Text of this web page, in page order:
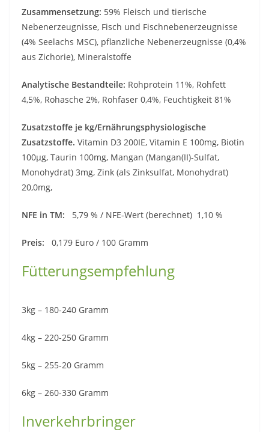
Zusammensetzung: 59% Fleisch und tierische
Nebenerzeugnisse, Fisch und Fischnebenerzeugnisse
(4% Seelachs MSC), pflanzliche Nebenerzeugnisse (0,4%
aus Zichorie), Mineralstoffe
Analytische Bestandteile: Rohprotein 11%, Rohfett
4,5%, Rohasche 2%, Rohfaser 0,4%, Feuchtigkeit 81%
Zusatzstoffe je kg/Ernährungsphysiologische
Zusatzstoffe. Vitamin D3 200IE, Vitamin E 100mg, Biotin
100µg, Taurin 100mg, Mangan (Mangan(II)-Sulfat,
Monohydrat) 3mg, Zink (als Zinksulfat, Monohydrat)
20,0mg,
NFE in TM: 5,79 % / NFE-Wert (berechnet) 1,10 %
Preis: 0,179 Euro / 100 Gramm
Fütterungsempfehlung
3kg – 180-240 Gramm
4kg – 220-250 Gramm
5kg – 255-20 Gramm
6kg – 260-330 Gramm
Inverkehrbringer